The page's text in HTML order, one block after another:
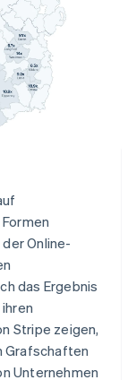
Online-
das Ergebnis
Stripe zeigen,
Grafschaften
Unternehmen